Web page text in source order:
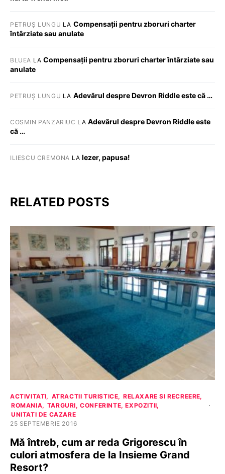
PETRUȘ LUNGU LA Compensații pentru zboruri charter
întârziate sau anulate
BLUEA LACompensații pentru zboruri charter întârziate sau
anulate
PETRUȘ LUNGU LA Adevărul despre Devron Riddle este că …
COSMIN PANZARIUC LA Adevărul despre Devron Riddle este
că …
ILIESCU CREMONA LA Iezer, papusa!
RELATED POSTS
ACTIVITATI ATRACTII TURISTICE
RELAXARE SI RECREERE
ROMANIA
TARGURI, CONFERINTE, EXPOZITII
UNITATI DE CAZARE
25 SEPTEMBRIE 2016
Mă întreb, cum ar reda Grigorescu în
culori atmosfera de la Insieme Grand
Resort?